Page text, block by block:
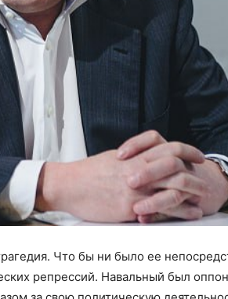
Что бы ни было ее
репрессий. Навальный был